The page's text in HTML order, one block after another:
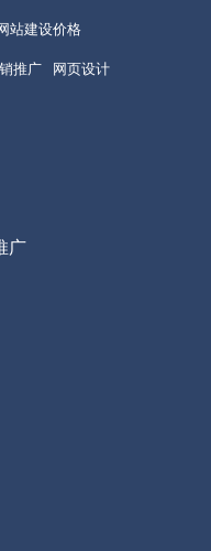
站建设价格
推广
网页设计
广